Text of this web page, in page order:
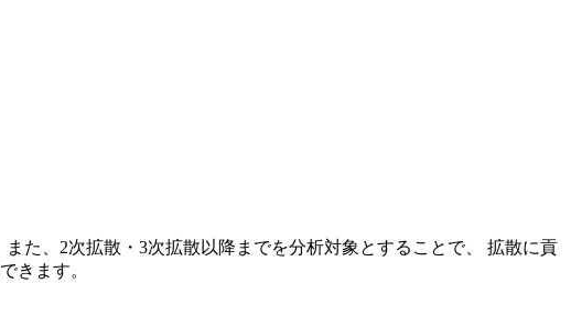
た、2次拡散・3次拡散以降までを分析対象とすることで、 拡散に貢
きます。